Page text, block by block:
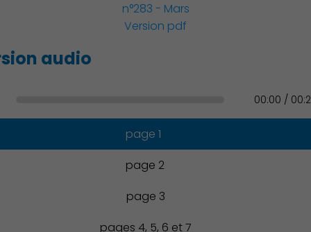
Action Sociale Solidarité
vie
Culture
n°283 - Mars
Version pdf
audio
00:00 /
page 1
page 2
page 3
pages 4, 5, 6 et 7